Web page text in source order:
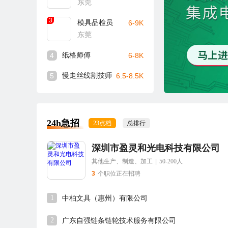
东莞
3
模具品检员
东莞
6-9K
4 纸格师傅 6-8K
5 慢走丝线割技师 6.5-8.5K
24h急招 23点档 总排行
深圳市盈灵和光电科技有限公司
其他生产、制造、加工
50-200人
3 个职位正在招聘
1 中柏文具（惠州）有限公司
2 广东自强链条链轮技术服务有限公司